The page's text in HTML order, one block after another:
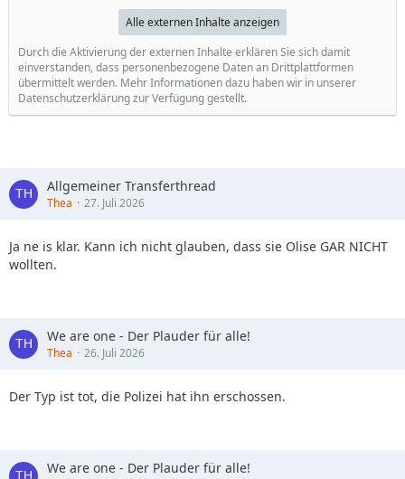
Alle externen Inhalte anzeigen
Durch die Aktivierung der externen Inhalte erklären Sie sich damit
einverstanden, dass personenbezogene Daten an Drittplattformen
übermittelt werden. Mehr Informationen dazu haben wir in unserer
Datenschutzerklärung zur Verfügung gestellt.
Allgemeiner Transferthread
Thea 27. Juli 2026
Ja ne is klar. Kann ich nicht glauben, dass sie Olise GAR NICHT
wollten.
We are one - Der Plauder für alle!
Thea 26. Juli 2026
Der Typ ist tot, die Polizei hat ihn erschossen.
We are one - Der Plauder für alle!